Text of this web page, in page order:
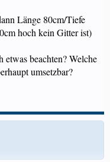
Länge 80cm/Tiefe
hoch kein Gitter ist)
beachten? Welche
umsetzbar?